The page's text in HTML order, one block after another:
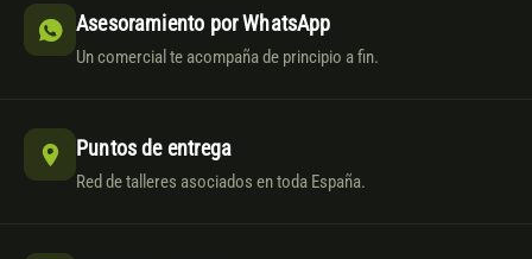
Asesoramiento por WhatsApp
Un comercial te acompaña de principio a fin.
Puntos de entrega
Red de talleres asociados en toda España.